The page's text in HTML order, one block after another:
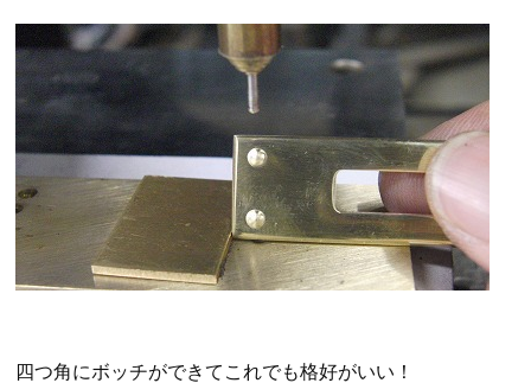
四つ角にボッチができてこれでも格好がいい！